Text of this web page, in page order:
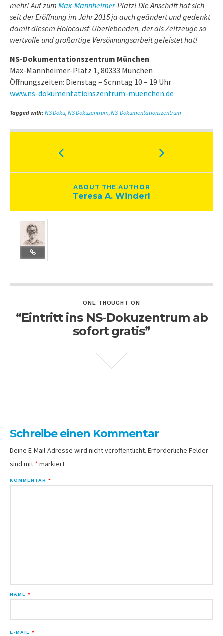
mehr! Auf zum Max-Mannheimer-Platz! Die Anschrift hat sich
seit der Eröffnung im Jahr 2015 ja auch geändert und gedenkt
damit diesem Holocaust-Überlebenden, der als Zeitzeuge so
wertvolle und großartige Versöhnungsarbeit geleistet hat!
NS-Dokumentationszentrum München
Max-Mannheimer-Platz 1, 80333 München
Öffnungszeiten: Dienstag – Sonntag 10 – 19 Uhr
www.ns-dokumentationszentrum-muenchen.de
Tagged with: NS Doku, NS Dokuzentrum, NS-Dokumentationszentrum
ABOUT THE AUTHOR
Teresa A. Winderl
ONE THOUGHT ON
“Eintritt ins NS-Dokuzentrum ab
sofort gratis”
Schreibe einen Kommentar
Deine E-Mail-Adresse wird nicht veröffentlicht. Erforderliche Felder
sind mit * markiert
KOMMENTAR *
NAME *
E-MAIL *